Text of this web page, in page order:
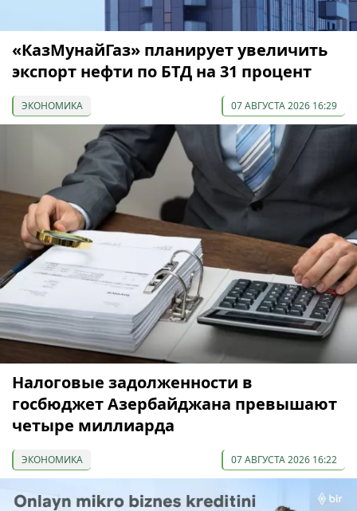
«КазМунайГаз» планирует увеличить
экспорт нефти по БТД на 31 процент
ЭКОНОМИКА 07 АВГУСТА 2026 16:29
Налоговые задолженности в
госбюджет Азербайджана превышают
четыре миллиарда
ЭКОНОМИКА 07 АВГУСТА 2026 16:22